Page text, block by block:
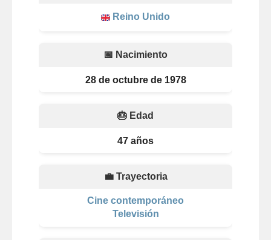
Reino Unido
📅 Nacimiento
28 de octubre de 1978
🎂 Edad
47 años
💼 Trayectoria
Cine contemporáneo
Televisión